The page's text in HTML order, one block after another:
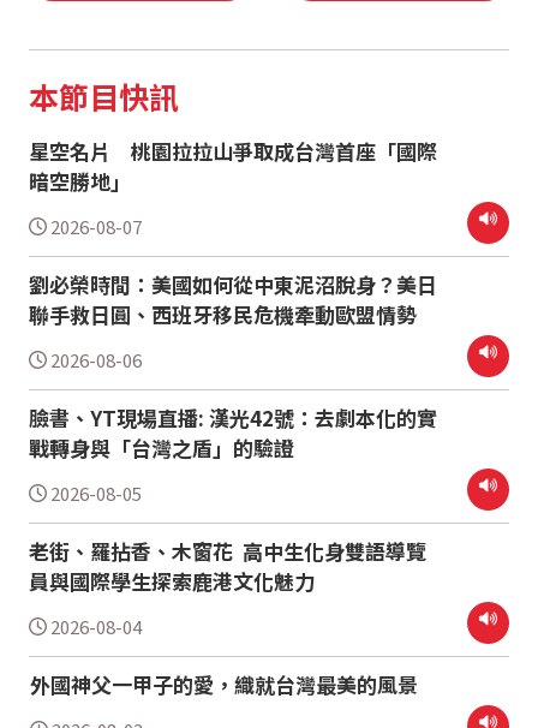
本節目快訊
星空名片 桃園拉拉山爭取成台灣首座「國際
暗空勝地」
2026-08-07
劉必榮時間：美國如何從中東泥沼脫身？美日
聯手救日圓、西班牙移民危機牽動歐盟情勢
2026-08-06
臉書、YT現場直播: 漢光42號：去劇本化的實
戰轉身與「台灣之盾」的驗證
2026-08-05
老街、羅拈香、木窗花 高中生化身雙語導覽
員與國際學生探索鹿港文化魅力
2026-08-04
外國神父一甲子的愛，織就台灣最美的風景